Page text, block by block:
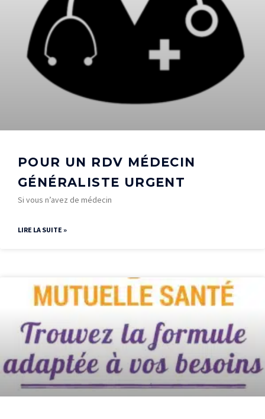
POUR UN RDV MÉDECIN
GÉNÉRALISTE URGENT
Si vous n’avez de médecin
LIRE LA SUITE »